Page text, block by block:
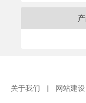
关于我们 | 网站建设